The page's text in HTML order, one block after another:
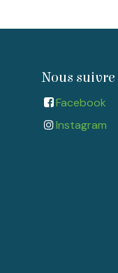
Nous suivre
Facebook
Instagram​